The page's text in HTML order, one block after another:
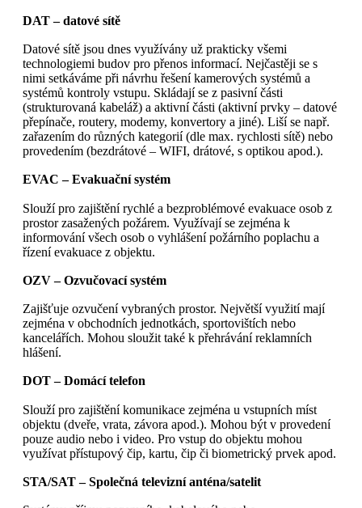
DAT – datové sítě
Datové sítě jsou dnes využívány už prakticky všemi
technologiemi budov pro přenos informací. Nejčastěji se s
nimi setkáváme při návrhu řešení kamerových systémů a
systémů kontroly vstupu. Skládají se z pasivní části
(strukturovaná kabeláž) a aktivní části (aktivní prvky – datové
přepínače, routery, modemy, konvertory a jiné). Liší se např.
zařazením do různých kategorií (dle max. rychlosti sítě) nebo
provedením (bezdrátové – WIFI, drátové, s optikou apod.).
EVAC – Evakuační systém
Slouží pro zajištění rychlé a bezproblémové evakuace osob z
prostor zasažených požárem. Využívají se zejména k
informování všech osob o vyhlášení požárního poplachu a
řízení evakuace z objektu.
OZV – Ozvučovací systém
Zajišťuje ozvučení vybraných prostor. Největší využití mají
zejména v obchodních jednotkách, sportovištích nebo
kancelářích. Mohou sloužit také k přehrávání reklamních
hlášení.
DOT – Domácí telefon
Slouží pro zajištění komunikace zejména u vstupních míst
objektu (dveře, vrata, závora apod.). Mohou být v provedení
pouze audio nebo i video. Pro vstup do objektu mohou
využívat přístupový čip, kartu, čip či biometrický prvek apod.
STA/SAT – Společná televizní anténa/satelit